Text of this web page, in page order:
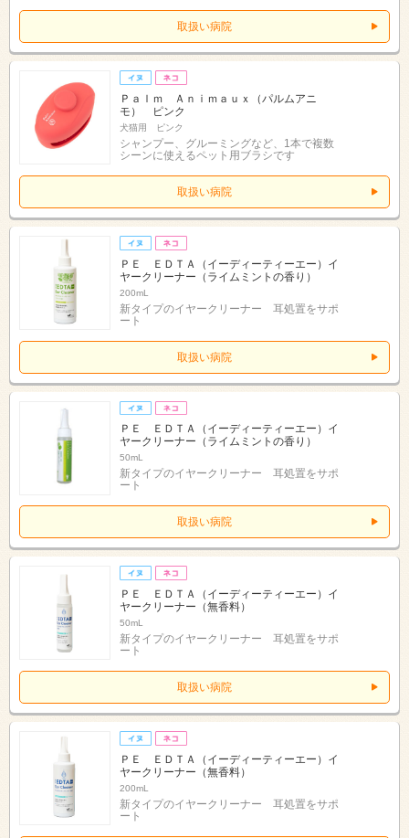
取扱い病院
Ｐａｌｍ Ａｎｉｍａｕｘ（パルムアニ
モ） ピンク
犬猫用 ピンク
シャンプー、グルーミングなど、1本で複数
シーンに使えるペット用ブラシです
取扱い病院
ＰＥ ＥＤＴＡ（イーディーティーエー）イ
ヤークリーナー（ライムミントの香り）
200mL
新タイプのイヤークリーナー 耳処置をサポ
ート
取扱い病院
ＰＥ ＥＤＴＡ（イーディーティーエー）イ
ヤークリーナー（ライムミントの香り）
50mL
新タイプのイヤークリーナー 耳処置をサポ
ート
取扱い病院
ＰＥ ＥＤＴＡ（イーディーティーエー）イ
ヤークリーナー（無香料）
50mL
新タイプのイヤークリーナー 耳処置をサポ
ート
取扱い病院
ＰＥ ＥＤＴＡ（イーディーティーエー）イ
ヤークリーナー（無香料）
200mL
新タイプのイヤークリーナー 耳処置をサポ
ート